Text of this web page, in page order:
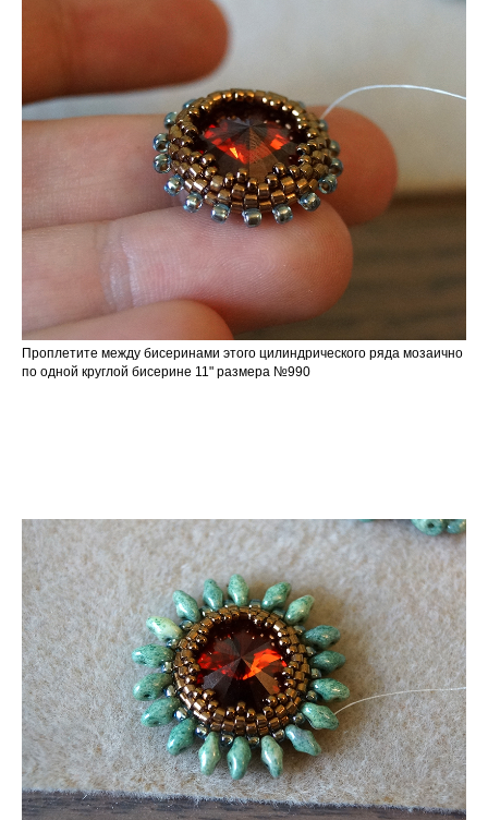
Проплетите между бисеринами этого цилиндрического ряда мозаично
по одной круглой бисерине 11" размера №990